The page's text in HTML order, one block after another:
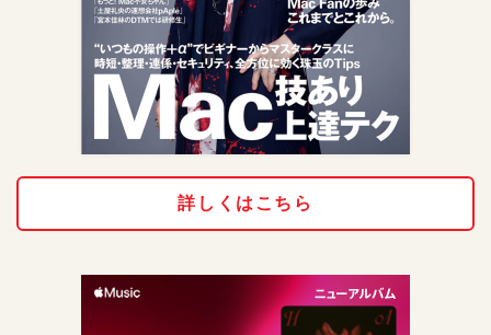
詳しくはこちら